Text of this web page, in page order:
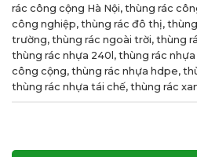
rác công cộng Hà Nội, thùng rác
công nghiệp, thùng rác đô thị,
trường, thùng rác ngoài trời, thùng
thùng rác nhựa 240l , thùng rác
công cộng, thùng rác nhựa hdpe,
thùng rác nhựa tái chế, thùng rác